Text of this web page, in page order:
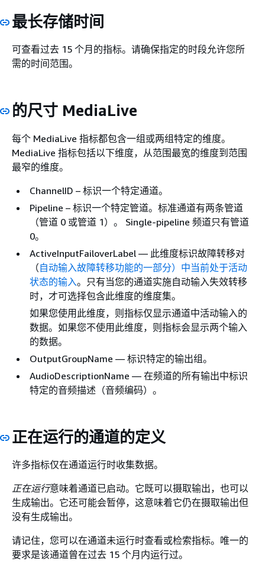
最长存储时间
可查看过去 15 个月的指标。请确保指定的时段允许您所
需的时间范围。
的尺寸 MediaLive
每个 MediaLive 指标都包含一组或两组特定的维度。
MediaLive 指标包括以下维度，从范围最宽的维度到范围
最窄的维度。
ChannelID – 标识一个特定通道。
Pipeline – 标识一个特定管道。标准通道有两条管道
（管道 0 或管道 1）。 Single-pipeline 频道只有管道
0。
ActiveInputFailoverLabel — 此维度标识故障转移对
（自动输入故障转移功能的一部分）中当前处于活动
状态的输入。只有当您的通道实施自动输入失效转移
时，才可选择包含此维度的维度集。
如果您使用此维度，则指标仅显示通道中活动输入的
数据。如果您不使用此维度，则指标会显示两个输入
的数据。
OutputGroupName — 标识特定的输出组。
AudioDescriptionName — 在频道的所有输出中标识
特定的音频描述（音频编码）。
正在运行的通道的定义
许多指标仅在通道运行时收集数据。
正在运行意味着通道已启动。它既可以摄取输出，也可以
生成输出。它还可能会暂停，这意味着它仍在摄取输出但
没有生成输出。
请记住，您可以在通道未运行时查看或检索指标。唯一的
要求是该通道曾在过去 15 个月内运行过。